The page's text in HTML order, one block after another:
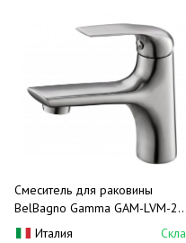
Смеситель для раковины
BelBagno Gamma GAM-LVM-25-
IN Италия